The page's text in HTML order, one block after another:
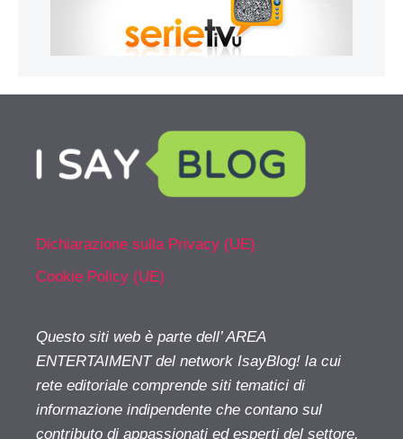
Dichiarazione sulla Privacy (UE)
Cookie Policy (UE)
Questo siti web è parte dell’ AREA
ENTERTAIMENT del network IsayBlog! la cui
rete editoriale comprende siti tematici di
informazione indipendente che contano sul
contributo di appassionati ed esperti del settore.